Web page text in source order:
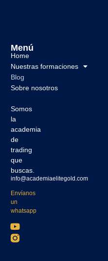
Somos
la
academia
de
trading
que
buscas.
info@academiaelitegold.com
Envíanos
un
whatsapp
Menú
Home
Nuestras formaciones
Blog
Sobre nosotros